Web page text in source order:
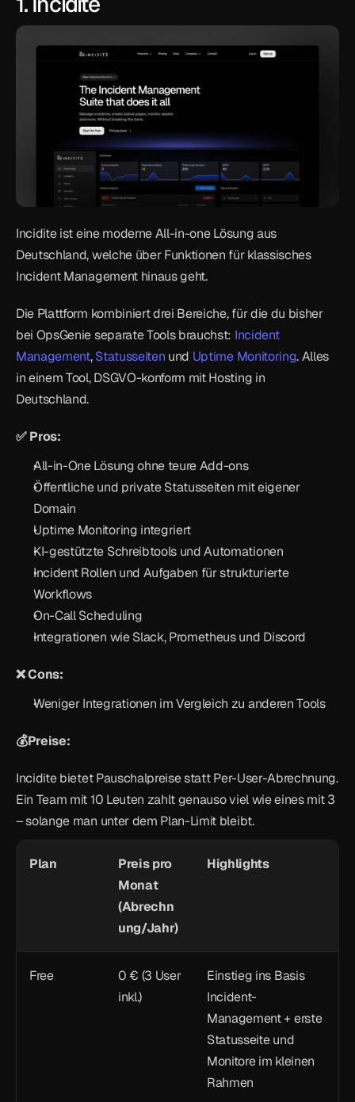
Incidite ist eine moderne All-in-one Lösung aus
Deutschland, welche über Funktionen für klassisches
Incident Management hinaus geht.
Die Plattform kombiniert drei Bereiche, für die du bisher
bei OpsGenie separate Tools brauchst: Incident
Management, Statusseiten und Uptime Monitoring. Alles
in einem Tool, DSGVO-konform mit Hosting in
Deutschland.
✅ Pros:
All-in-One Lösung ohne teure Add-ons
Öffentliche und private Statusseiten mit eigener
Domain
Uptime Monitoring integriert
KI-gestützte Schreibtools und Automationen
Incident Rollen und Aufgaben für strukturierte
Workflows
On-Call Scheduling
Integrationen wie Slack, Prometheus und Discord
❌ Cons:
Weniger Integrationen im Vergleich zu anderen Tools
💰Preise:
Incidite bietet Pauschalpreise statt Per-User-Abrechnung.
Ein Team mit 10 Leuten zahlt genauso viel wie eines mit 3
– solange man unter dem Plan-Limit bleibt.
Plan
Preis pro
Monat
(Abrechn
ung/Jahr)
Highlights
Free
0 € (3 User
inkl.)
Einstieg ins Basis
Incident-
Management + erste
Statusseite und
Monitore im kleinen
Rahmen